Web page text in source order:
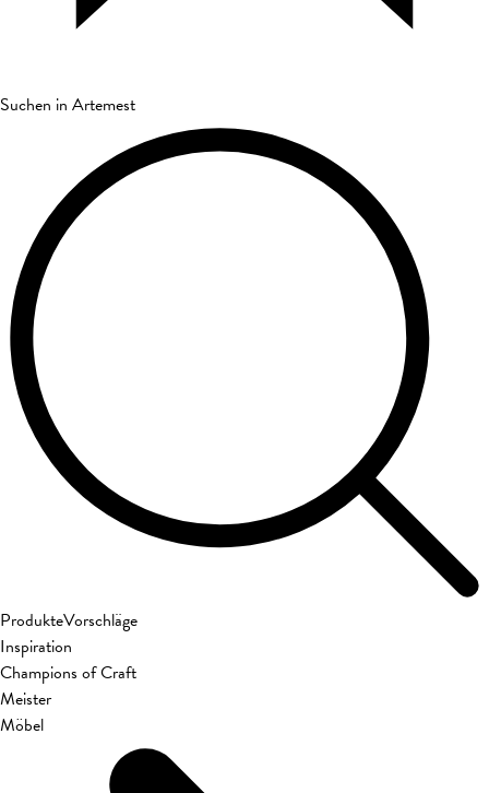
Suchen in Artemest
ProdukteVorschläge
Inspiration
Champions of Craft
Meister
Möbel